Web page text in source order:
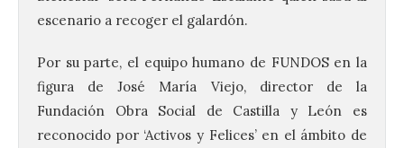
escenario a recoger el galardón.
Por su parte, el equipo humano de FUNDOS en la
figura de José María Viejo, director de la
Fundación Obra Social de Castilla y León es
reconocido por ‘Activos y Felices’ en el ámbito de